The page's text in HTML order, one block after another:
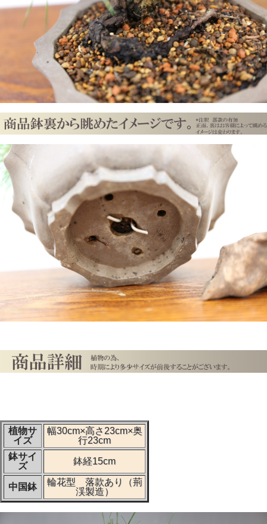
植物サ
イズ
幅30cm×高さ23cm×奥
行23cm
鉢サイ
ズ
鉢経15cm
中国鉢
輪花型 落款あり（荊
渓製造）